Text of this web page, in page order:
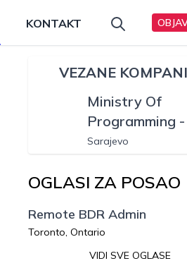
KONTAKT
VEZANE
Ministry Of
Programming
Sarajevo
OGLASI ZA POSAO
Remote BDR Admin
Toronto, Ontario
VIDI SVE OGLASE